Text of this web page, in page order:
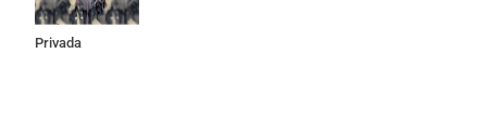
Propiedad
Privada